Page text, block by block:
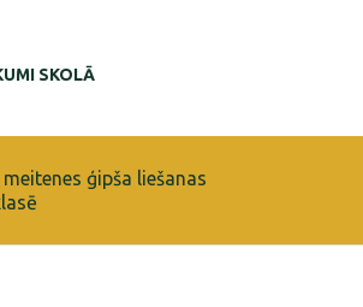
SKOLĀ
meitenes ģipša liešanas